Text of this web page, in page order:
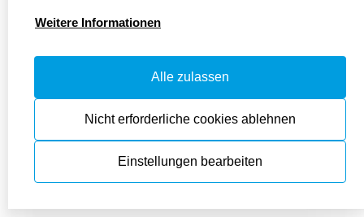
Datenschutzerklärung.
Weitere Informationen
Alle zulassen
Nicht erforderliche cookies ablehnen
Einstellungen bearbeiten